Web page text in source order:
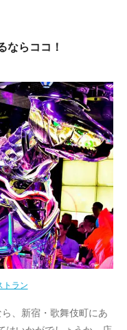
ならココ！
トラン
、新宿・歌舞伎町にあ